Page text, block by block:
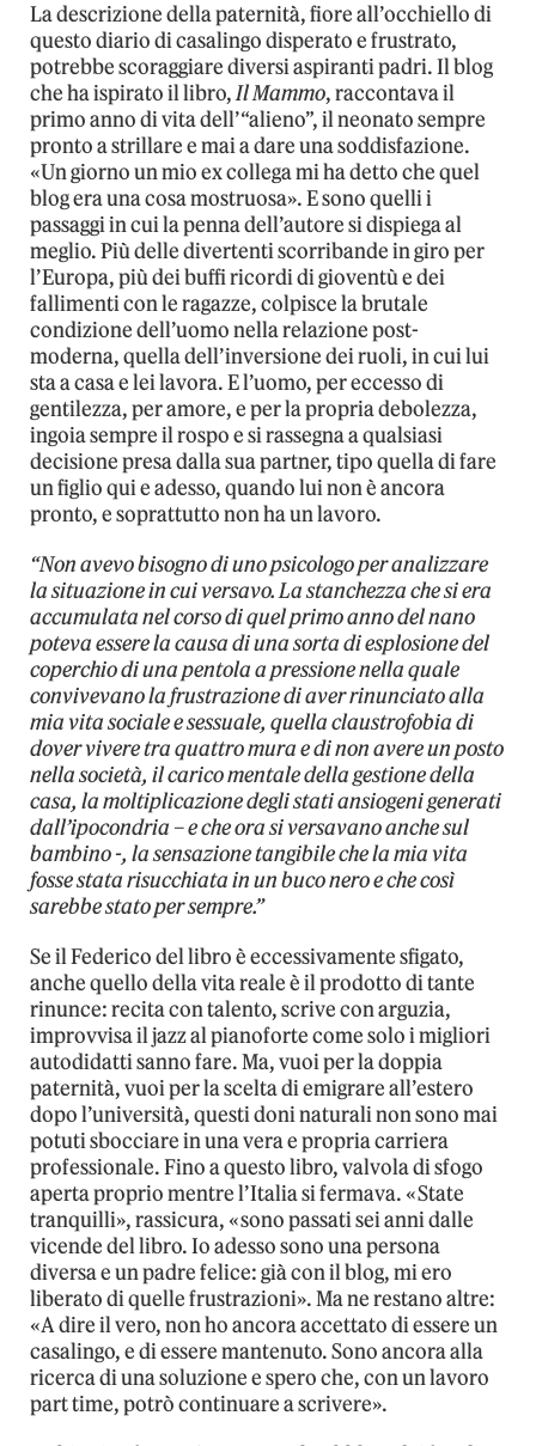
La descrizione della paternità, fiore all’occhiello di
questo diario di casalingo disperato e frustrato,
potrebbe scoraggiare diversi aspiranti padri. Il blog
che ha ispirato il libro,Il Mammo, raccontava il
primo anno di vita dell’“alieno”, il neonato sempre
pronto a strillare e mai a dare una soddisfazione.
«Un giorno un mio ex collega mi ha detto che quel
blog era una cosa mostruosa». E sono quelli i
passaggi in cui la penna dell’autore si dispiega al
meglio. Più delle divertenti scorribande in giro per
l’Europa, più dei buffi ricordi di gioventù e dei
fallimenti con le ragazze, colpisce la brutale
condizione dell’uomo nella relazione post-
moderna, quella dell’inversione dei ruoli, in cui lui
sta a casa e lei lavora. E l’uomo, per eccesso di
gentilezza, per amore, e per la propria debolezza,
ingoia sempre il rospo e si rassegna a qualsiasi
decisione presa dalla sua partner, tipo quella di fare
un figlio qui e adesso, quando lui non è ancora
pronto, e soprattutto non ha un lavoro.
“Non avevo bisogno di uno psicologo per analizzare
la situazione in cui versavo. La stanchezza che si era
accumulata nel corso di quel primo anno del nano
poteva essere la causa di una sorta di esplosione del
coperchio di una pentola a pressione nella quale
convivevano la frustrazione di aver rinunciato alla
mia vita sociale e sessuale, quella claustrofobia di
dover vivere tra quattro mura e di non avere un posto
nella società, il carico mentale della gestione della
casa, la moltiplicazione degli stati ansiogeni generati
dall’ipocondria – e che ora si versavano anche sul
bambino -, la sensazione tangibile che la mia vita
fosse stata risucchiata in un buco nero e che così
sarebbe stato per sempre.”
Se il Federico del libro è eccessivamente sfigato,
anche quello della vita reale è il prodotto di tante
rinunce: recita con talento, scrive con arguzia,
improvvisa il jazz al pianoforte come solo i migliori
autodidatti sanno fare. Ma, vuoi per la doppia
paternità, vuoi per la scelta di emigrare all’estero
dopo l’università, questi doni naturali non sono mai
potuti sbocciare in una vera e propria carriera
professionale. Fino a questo libro, valvola di sfogo
aperta proprio mentre l’Italia si fermava. «State
tranquilli», rassicura, «sono passati sei anni dalle
vicende del libro. Io adesso sono una persona
diversa e un padre felice: già con il blog, mi ero
liberato di quelle frustrazioni». Ma ne restano altre:
«A dire il vero, non ho ancora accettato di essere un
casalingo, e di essere mantenuto. Sono ancora alla
ricerca di una soluzione e spero che, con un lavoro
part time, potrò continuare a scrivere».